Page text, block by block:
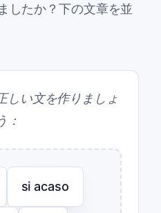
したか？下の文章を並
しい文を作りましょ
：
si acaso